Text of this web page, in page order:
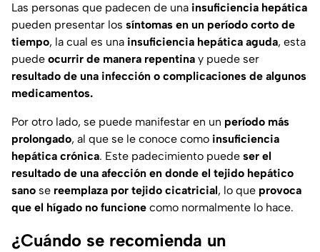
Las personas que padecen de una insuficiencia hepática
pueden presentar los síntomas en un período corto de
tiempo, la cual es una insuficiencia hepática aguda, esta
puede ocurrir de manera repentina y puede ser
resultado de una infección o complicaciones de algunos
medicamentos.
Por otro lado, se puede manifestar en un período más
prolongado, al que se le conoce como insuficiencia
hepática crónica. Este padecimiento puede ser el
resultado de una afección en donde el tejido hepático
sano se reemplaza por tejido cicatricial, lo que provoca
que el hígado no funcione como normalmente lo hace.
¿Cuándo se recomienda un